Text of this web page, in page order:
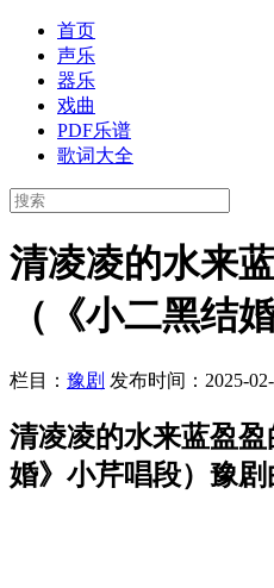
首页
声乐
器乐
戏曲
PDF乐谱
歌词大全
清凌凌的水来
（《小二黑结
栏目： 豫剧 发布时间：2025-
清凌凌的水来蓝盈
婚》小芹唱段）豫剧